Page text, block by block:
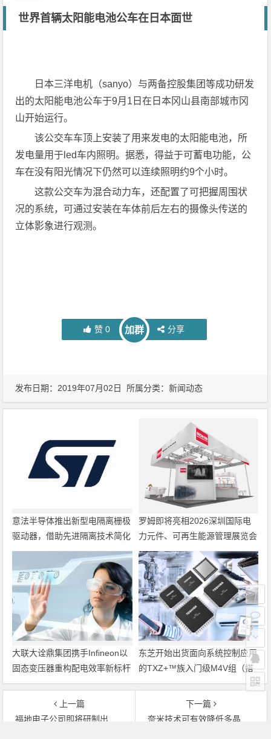
世界首辆太阳能电池公车在日本面世
日本三洋电机（sanyo）与两备控股集团等成功研发
出的太阳能电池公车于9月1日在日本冈山县南部城市冈
山开始运行。
该公交车车顶上安装了用来发电的太阳能电池，所
发电量用于led车内照明。据悉，得益于可蓄电功能，公
车在没有阳光情况下仍然可以连续照明约9个小时。
这款公交车为混合动力车，还配置了可把握周围状
况的系统，可通过安装在车体前后左右的摄像头传送的
立体影象进行观测。
赞 0 加群 分享
发布日期：2019年07月02日 所属分类：新闻动态
意法半导体推出新型电隔离栅极
驱动器，借助先进隔离技术简化
电源设计
罗姆即将亮相2026深圳国际电
力元件、可再生能源管理展览会
暨研讨会
大联大诠鼎集团携手Infineon以
固态变压器重构配电效率新标杆
东芝开始出货面向系统控制应用
的TXZ+™族入门级M4V组（搭
载Arm Cortex‑M4内核的标准微
控制器）工程样品
上一篇
福地电子公司即将研制出大功率LED芯片
下一篇
奈米技术可有效降低多晶硅OLED成本